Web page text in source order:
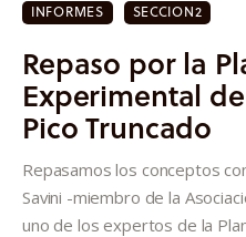
Investigación
Proyectos
Informes
Quiénes somos
INFORMES SECCION2
Repaso por la
Experimental
Pico Truncado
Repasamos los conceptos
Savini -miembro de la
uno de los expertos de la